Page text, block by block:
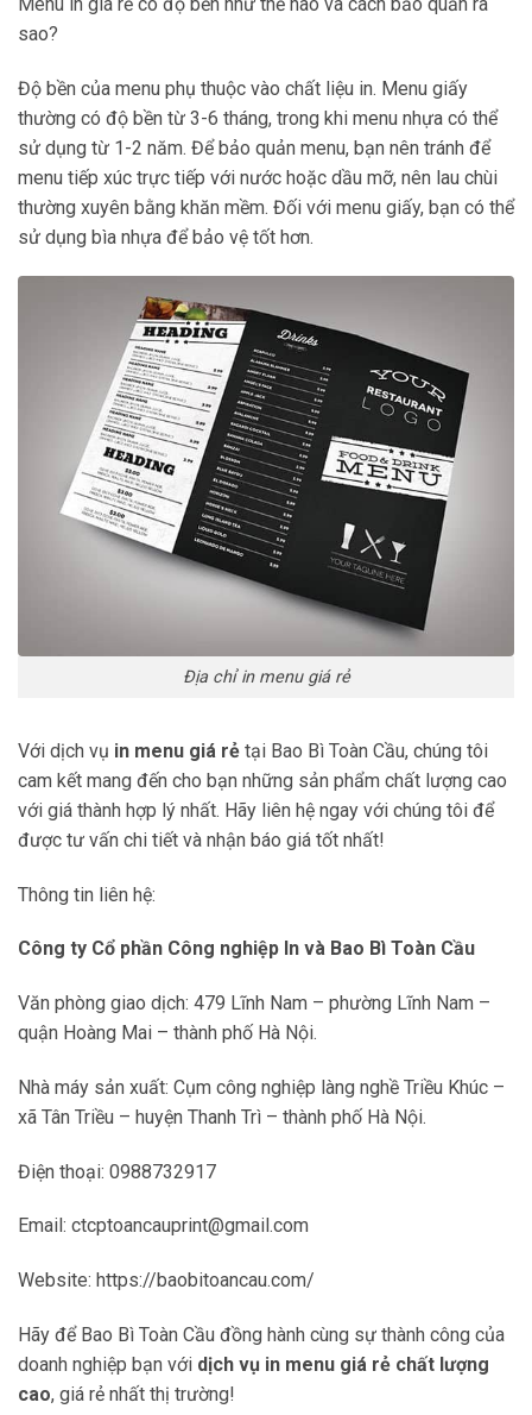
sao?
Độ bền của menu phụ thuộc vào chất liệu in. Menu giấy
thường có độ bền từ 3-6 tháng, trong khi menu nhựa có thể
sử dụng từ 1-2 năm. Để bảo quản menu, bạn nên tránh để
menu tiếp xúc trực tiếp với nước hoặc dầu mỡ, nên lau chùi
thường xuyên bằng khăn mềm. Đối với menu giấy, bạn có thể
sử dụng bìa nhựa để bảo vệ tốt hơn.
Địa chỉ in menu giá rẻ
Với dịch vụ in menu giá rẻ tại Bao Bì Toàn Cầu, chúng tôi
cam kết mang đến cho bạn những sản phẩm chất lượng cao
với giá thành hợp lý nhất. Hãy liên hệ ngay với chúng tôi để
được tư vấn chi tiết và nhận báo giá tốt nhất!
Thông tin liên hệ:
Công ty Cổ phần Công nghiệp In và Bao Bì Toàn Cầu
Văn phòng giao dịch: 479 Lĩnh Nam – phường Lĩnh Nam –
quận Hoàng Mai – thành phố Hà Nội.
Nhà máy sản xuất: Cụm công nghiệp làng nghề Triều Khúc –
xã Tân Triều – huyện Thanh Trì – thành phố Hà Nội.
Điện thoại: 0988732917
Email: ctcptoancauprint@gmail.com
Website: https://baobitoancau.com/
Hãy để Bao Bì Toàn Cầu đồng hành cùng sự thành công của
doanh nghiệp bạn với dịch vụ in menu giá rẻ chất lượng
cao, giá rẻ nhất thị trường!